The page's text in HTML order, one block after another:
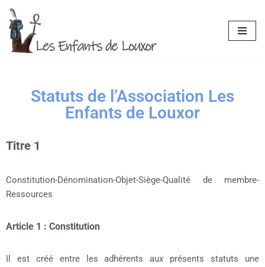
Aller
au
Statuts de l’Association Les
Enfants de Louxor
Titre 1
Constitution-Dénomination-Objet-Siège-Qualité de membre-
Ressources
Article 1 : Constitution
Il est créé entre les adhérents aux présents statuts une